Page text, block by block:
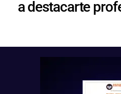
a destacarte